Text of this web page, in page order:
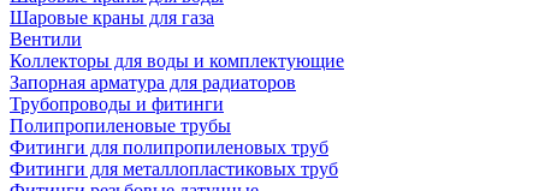
Шаровые краны для газа
Вентили
Коллекторы для воды и комплектующие
Запорная арматура для радиаторов
Трубопроводы и фитинги
Полипропиленовые трубы
Фитинги для полипропиленовых труб
Фитинги для металлопластиковых труб